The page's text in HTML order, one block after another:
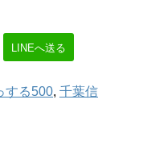
LINEへ送る
する500, 千葉信